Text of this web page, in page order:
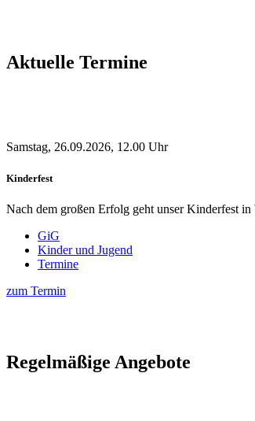
Aktuelle Termine
Samstag, 26.09.2026, 12.00 Uhr
Kinderfest
Nach dem großen Erfolg geht unser Kinderfest
GiG
Kinder und Jugend
Termine
zum Termin
Regelmäßige Angebote